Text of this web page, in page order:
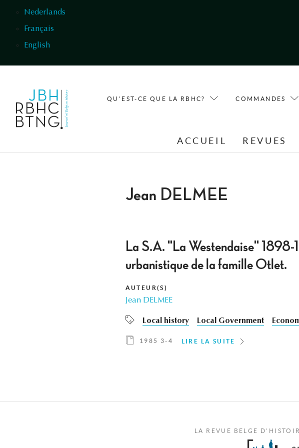
Nederlands
Français
English
QU'EST-CE QUE LA RBHC? COMMANDES
ACCUEIL REVUES
Jean DELMEE
La S.A. "La Westendaise" 1898-
urbanistique de la famille Otlet.
AUTEUR(S)
Jean DELMEE
Local history Local Government
1985 3-4 LIRE LA SUITE
LA REVUE BELGE